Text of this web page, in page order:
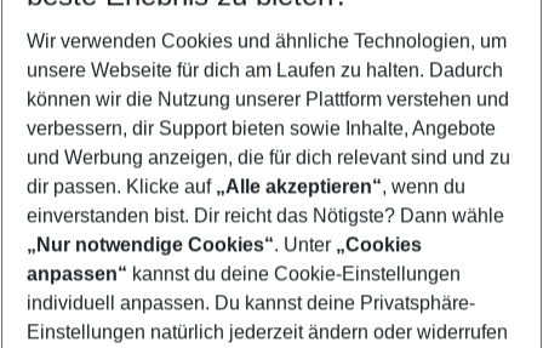
2 Erwachsene Keine Kinder
Mehr Filter anzeigen
Footer
Footer navigation
Über uns
Wir verwenden Cookies und ähnliche Technologien, um
unsere Webseite für dich am Laufen zu halten. Dadurch
können wir die Nutzung unserer Plattform verstehen und
verbessern, dir Support bieten sowie Inhalte, Angebote
und Werbung anzeigen, die für dich relevant sind und zu
dir passen. Klicke auf „Alle akzeptieren“, wenn du
einverstanden bist. Dir reicht das Nötigste? Dann wähle
„Nur notwendige Cookies“. Unter „Cookies
anpassen“ kannst du deine Cookie-Einstellungen
individuell anpassen. Du kannst deine Privatsphäre-
Einstellungen natürlich jederzeit ändern oder widerrufen